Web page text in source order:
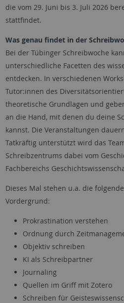
die vom 29. Juni bis 3. Juli 2026
stattfindet.
Was genau findet in der
Bei der Tübinger Schreibwoche
unterschiedliche Facetten des
entdecken. In verschiedenen
Tutor:innen des
theoretische Grundlagen und
an die Hand, mit denen du deine
kannst. Die Veranstaltungen
Tatkräftig unterstützt wird das
Schreibzentrums dabei vom
Fachbereichs
Dieses Mal stehen u.a. die
Vordergrund:
Prokrastination verstehen
Ordnung durch
Objektiv schreiben
KI als Schreibpartner
Journaling
Quellen im Griff mit Zotero
Schreiben für